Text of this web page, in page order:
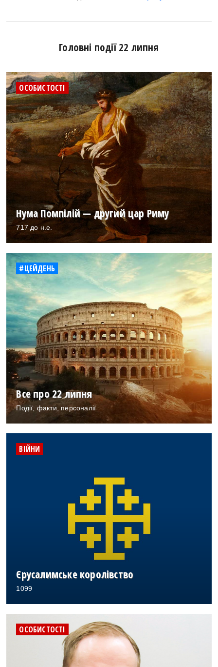
Головні події 22 липня
ОСОБИСТОСТІ
Нума Помпілій — другий цар Риму
717 до н.е.
#ЦЕЙДЕНЬ
Все про 22 липня
Події, факти, персоналії
ВІЙНИ
Єрусалимське королівство
1099
ОСОБИСТОСТІ